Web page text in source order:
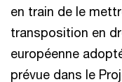
en train de le
transposition en
européenne
prévue dans le